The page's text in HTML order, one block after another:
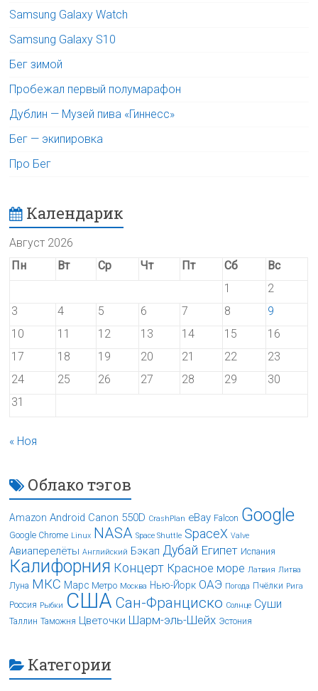
Samsung Galaxy Watch
Samsung Galaxy S10
Бег зимой
Пробежал первый полумарафон
Дублин — Музей пива «Гиннесс»
Бег — экипировка
Про Бег
Календарик
Август 2026
Пн
Вт Ср Чт Пт Сб
Вс
1
2
3
4 5 6 7 8
9
10
11 12 13 14 15
16
17
18 19 20 21 22
23
24
25 26 27 28 29
30
31
« Ноя
Облако тэгов
Amazon Android Canon 550D CrashPlan eBay Falcon Google
Google Chrome Linux NASA Space Shuttle SpaceX Valve
Авиаперелёты Английский Бэкап Дубай Египет Испания
Калифорния Концерт Красное море Латвия Литва
Луна МКС Марс Метро Москва Нью-Йорк ОАЭ Погода Пчёлки Рига
Россия Рыбки США Сан-Франциско Солнце Суши
Таллин Таможня Цветочки Шарм-эль-Шейх Эстония
Категории